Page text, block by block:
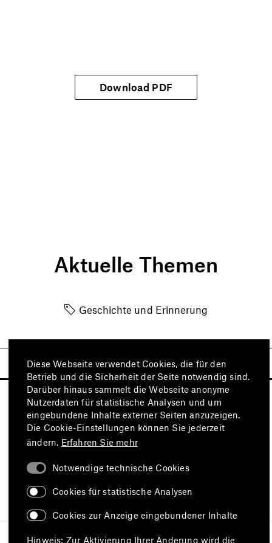
Download PDF
Aktuelle Themen
Geschichte und Erinnerung
Besuchen Sie auch
Impressum
Datenschutz
Diese Webseite verwendet Cookies, die für den
Betrieb und die Sicherheit der Seite notwendig sind.
Darüber hinaus sammelt die Webseite anonyme
Nutzerdaten für statistische Analysen und um
eingebundene Inhalte externer Seiten anzuzeigen.
Die Cookie-Einstellungen können Sie jederzeit
ändern. Erfahren Sie mehr
Notwendige technische Cookies
Cookies für statistische Analysen
Cookies zur Anzeige eingebundener Inhalte
Hinweis: Zur Aktivierung Ihrer Änderung wird die